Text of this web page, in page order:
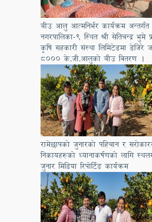
बीउ आलु आत्मनिर्भर कार्यक्रम अन्तर्गत
नगरपालिका-९ स्थित श्री सेतिचन्द्र भुमे
कृषि सहकारी संस्था लिमिटेडमा डेजिरे
८००० के.जी.आलुको बीउ वितरण ।
रामेछापको जुनारको पहिचान र
निकायहरुको ध्यानाकर्षणको लागि
जुनार मिडिया रिपोर्टिङ कार्यक्रम